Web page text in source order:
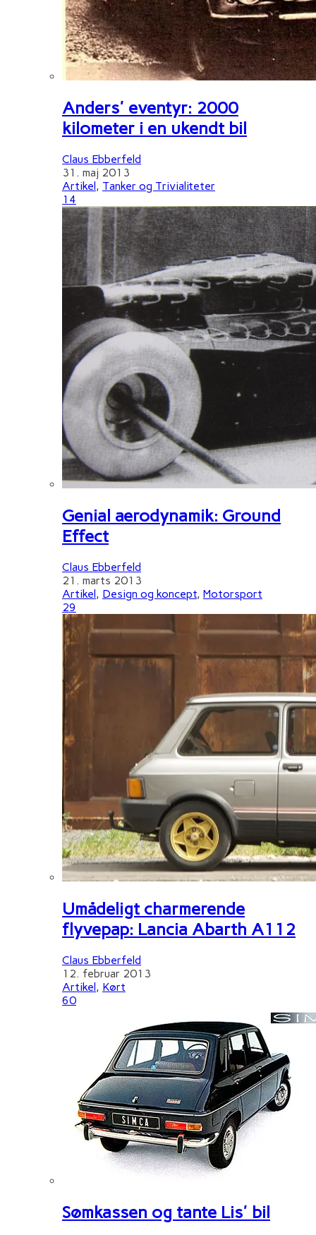
Anders' eventyr: 2000
kilometer i en ukendt bil
Claus Ebberfeld
31. maj 2013
Artikel , Tanker og Trivialiteter
14
Genial aerodynamik: Ground
Effect
Claus Ebberfeld
21. marts 2013
Artikel, Design og koncept, Motorsport
29
Umådeligt charmerende
flyvepap: Lancia Abarth A112
Claus Ebberfeld
12. februar 2013
Artikel, Kørt
60
Sømkassen og tante Lis' bil